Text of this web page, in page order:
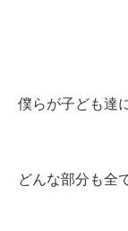
僕らが子ども達
どんな部分も全